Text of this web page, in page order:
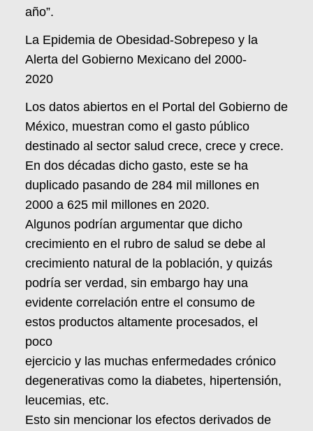
año”.
La Epidemia de Obesidad-Sobrepeso y la
Alerta del Gobierno Mexicano del 2000-
2020
Los datos abiertos en el Portal del Gobierno de
México, muestran como el gasto público
destinado al sector salud crece, crece y crece.
En dos décadas dicho gasto, este se ha
duplicado pasando de 284 mil millones en
2000 a 625 mil millones en 2020.
Algunos podrían argumentar que dicho
crecimiento en el rubro de salud se debe al
crecimiento natural de la población, y quizás
podría ser verdad, sin embargo hay una
evidente correlación entre el consumo de
estos productos altamente procesados, el
poco
ejercicio y las muchas enfermedades crónico
degenerativas como la diabetes, hipertensión,
leucemias, etc.
Esto sin mencionar los efectos derivados de